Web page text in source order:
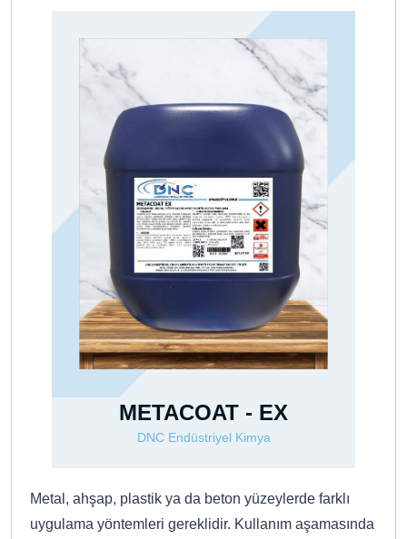
METACOAT - EX
DNC Endüstriyel Kimya
Metal, ahşap, plastik ya da beton yüzeylerde farklı
uygulama yöntemleri gereklidir. Kullanım aşamasında